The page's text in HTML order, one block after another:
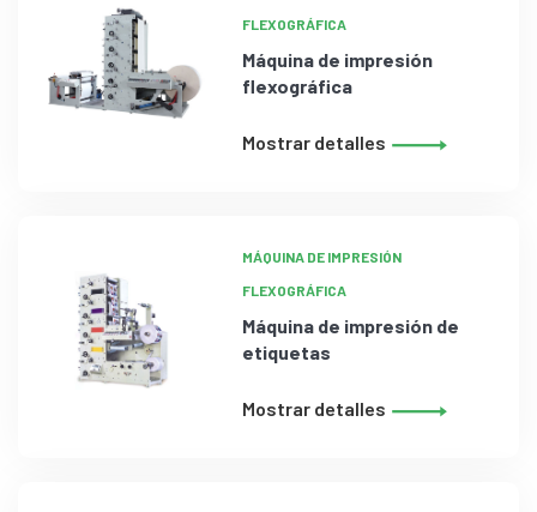
FLEXOGRÁFICA
Máquina de impresión
flexográfica
Mostrar detalles
MÁQUINA DE IMPRESIÓN
FLEXOGRÁFICA
Máquina de impresión de
etiquetas
Mostrar detalles